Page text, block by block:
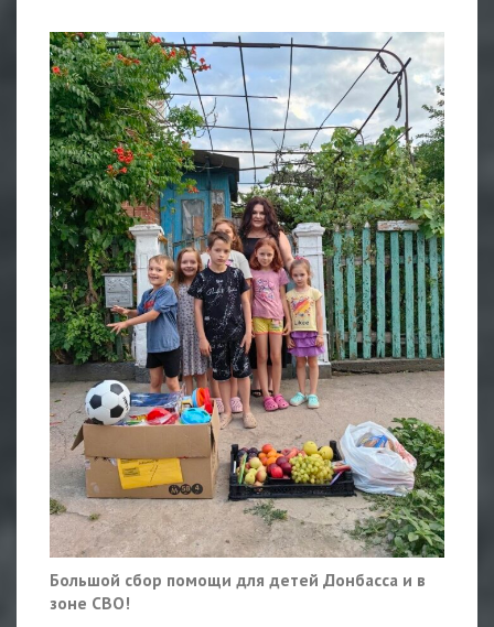
Большой сбор помощи для детей Донбасса и в
зоне СВО!